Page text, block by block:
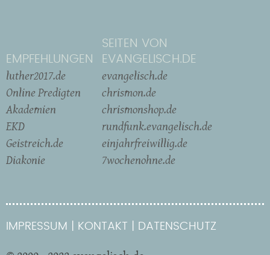
EMPFEHLUNGEN
luther2017.de
Online Predigten
Akademien
EKD
Geistreich.de
Diakonie
SEITEN VON
EVANGELISCH.DE
evangelisch.de
chrismon.de
chrismonshop.de
rundfunk.evangelisch.de
einjahrfreiwillig.de
7wochenohne.de
IMPRESSUM KONTAKT DATENSCHUTZ